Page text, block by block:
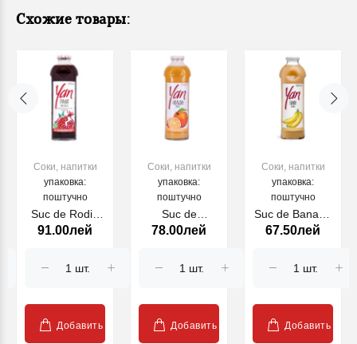
Схожие товары:
Соки, напитки
упаковка:
поштучно
Suc de Rodie
presat la
0.93l
91.00лей
Добавить
Соки, напитки
упаковка:
поштучно
Suc de
portocale
78.00лей
Добавить
Соки, напитки
упаковка:
поштучно
Suc de Banane
(f.zahar) 0.93l
67.50лей
Добавить